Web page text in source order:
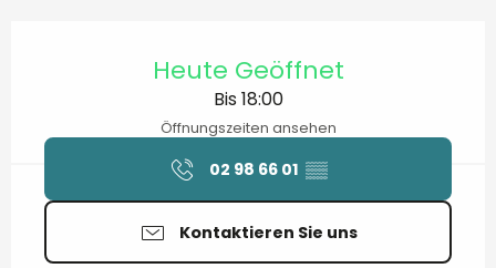
Heute Geöffnet
Bis 18:00
Öffnungszeiten ansehen
02 98 66 01 ▒▒
Kontaktieren Sie uns